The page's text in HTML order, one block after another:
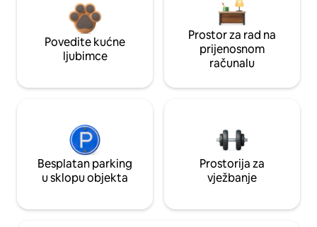
Povedite kućne
ljubimce
Prostor za rad na
prijenosnom
računalu
Besplatan parking
u sklopu objekta
Prostorija za
vježbanje